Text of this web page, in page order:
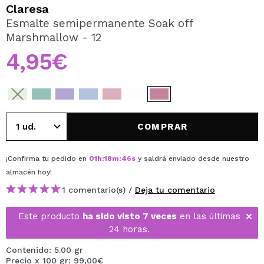
Al crear una cuenta en Maquillalia.com podrás realizar
tus compras rápidamente, revisar el estado de tus
CREAR CUENTA
Claresa
Esmalte semipermanente Soak off
Marshmallow - 12
4,95€
COMPRAR
¡Confirma tu pedido en 01h:18m:46s y saldrá enviado desde nuestro
almacén hoy!
1 comentario(s) / Deja tu comentario
Este producto ha sido visto 7 veces en las últimas
24 horas.
Contenido: 5.00 gr
Precio x 100 gr: 99,00€